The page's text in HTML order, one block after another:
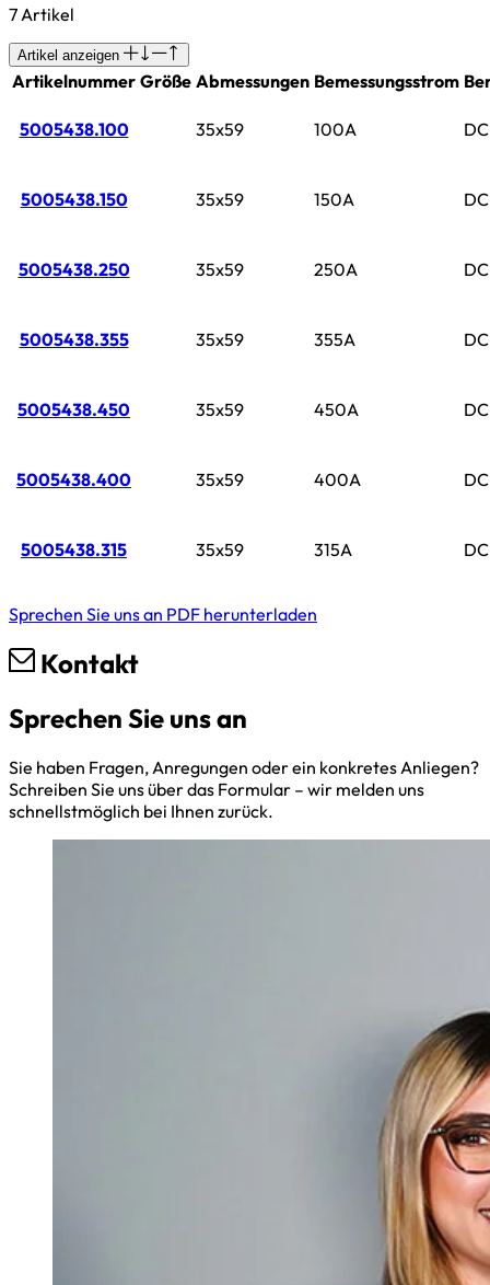
7 Artikel
Artikel anzeigen
Artikelnummer Größe Abmessungen Bemessungsstrom
5005438.100 35x59 100A
5005438.150 35x59 150A
5005438.250 35x59 250A
5005438.355 35x59 355A
5005438.450 35x59 450A
5005438.400 35x59 400A
5005438.315 35x59 315A
Sprechen Sie uns an PDF herunterladen
Kontakt
Sprechen Sie uns an
Sie haben Fragen, Anregungen oder ein konkretes Anliegen?
Schreiben Sie uns über das Formular – wir melden uns
schnellstmöglich bei Ihnen zurück.